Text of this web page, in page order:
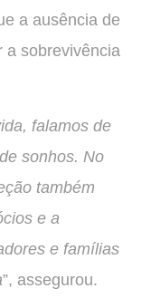
a ausência de
a sobrevivência
falamos de
sonhos. No
também
e a
e famílias
”, assegurou.